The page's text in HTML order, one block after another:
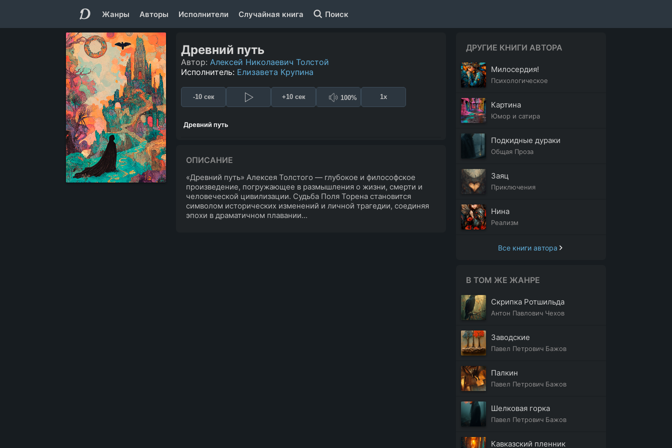
Жанры Авторы Исполнители Случайная книга Поиск
Древний путь
Автор: Алексей Николаевич Толстой
Исполнитель: Елизавета Крупина
-10 сек +10 сек 100% 1x
Древний путь
ОПИСАНИЕ
«Древний путь» Алексея Толстого — глубокое и философское
произведение, погружающее в размышления о жизни, смерти и
человеческой цивилизации. Судьба Поля Торена становится
символом исторических изменений и личной трагедии, соединяя
эпохи в драматичном плавании...
ДРУГИЕ КНИГИ АВТОРА
Милосердия!
Психологическое
Картина
Юмор и сатира
Подкидные дураки
Общая Проза
Заяц
Приключения
Нина
Реализм
Все книги автора
В ТОМ ЖЕ ЖАНРЕ
Скрипка Ротшильда
Антон Павлович Чехов
Заводские
Павел Петрович Бажов
Палкин
Павел Петрович Бажов
Шелковая горка
Павел Петрович Бажов
Кавказский пленник